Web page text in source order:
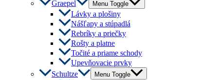
Graepel Menu Toggle
Lávky a plošiny
Nášľapy a stúpadlá
Rebríky a priečky
Rošty a platne
Točité a priame schody
Upevňovacie prvky
Schultze
Menu Toggle